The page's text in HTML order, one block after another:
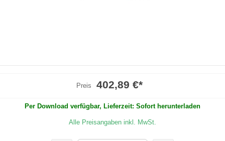
Preis 402,89 €*
Per Download verfügbar, Lieferzeit: Sofort herunterladen
Alle Preisangaben inkl. MwSt.